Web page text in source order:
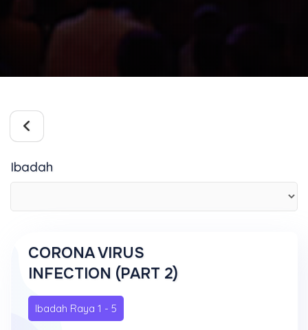
Ibadah
CORONA VIRUS
INFECTION (PART 2)
Ibadah Raya 1 - 5